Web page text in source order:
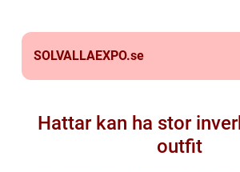
SOLVALLAEXPO.se
Hattar kan ha stor
outfit